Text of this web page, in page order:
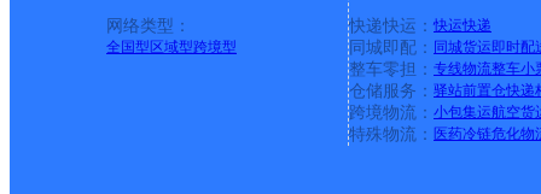
网络类型：
全国型 区域型跨境型
快递快运： 快运快递
同城即配： 同城货运即时配
整车零担： 专线物流整车小
仓储服务： 驿站前置仓快递
跨境物流： 小包集运航空货
特殊物流： 医药冷链危化物
街道西街赵庄邮政所